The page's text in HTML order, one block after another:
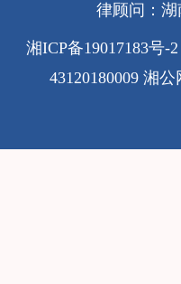
律顾问：
湘ICP备19017183号-2
43120180009 湘公